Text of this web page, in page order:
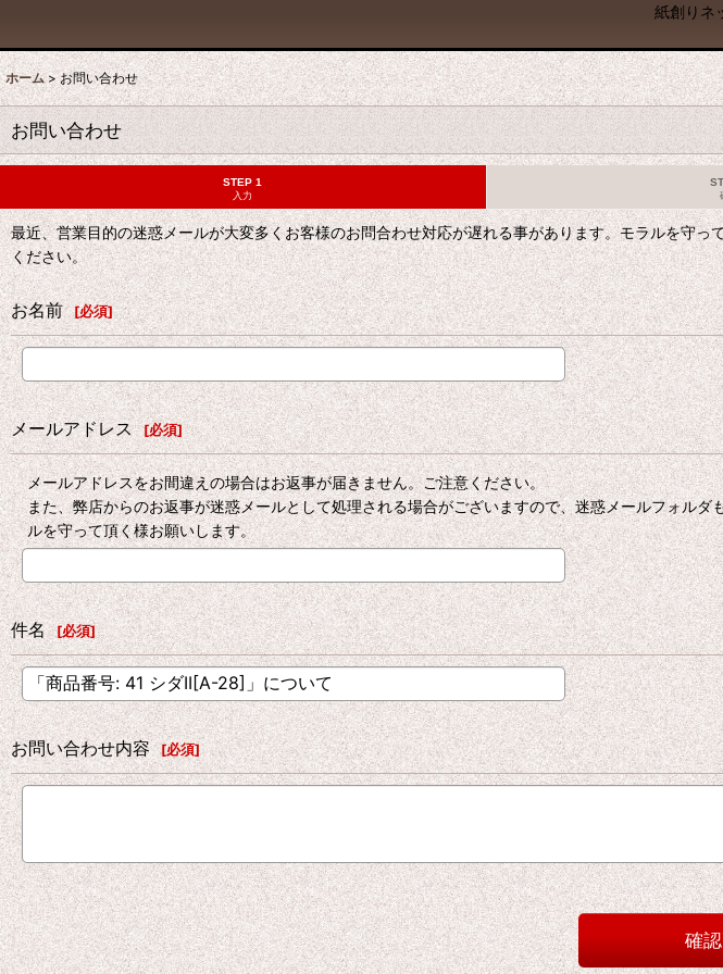
紙創りネ
ホーム > お問い合わせ
お問い合わせ
STEP 1
入力
最近、営業目的の迷惑メールが大変多くお客様のお問合わせ対応が遅れる事があります。モラルを守
ください。
お名前 [必須]
メールアドレス [必須]
メールアドレスをお間違えの場合はお返事が届きません。ご注意ください。
また、弊店からのお返事が迷惑メールとして処理される場合がございますので、迷惑メールフォル
ルを守って頂く様お願いします。
件名 [必須]
お問い合わせ内容 [必須]
確